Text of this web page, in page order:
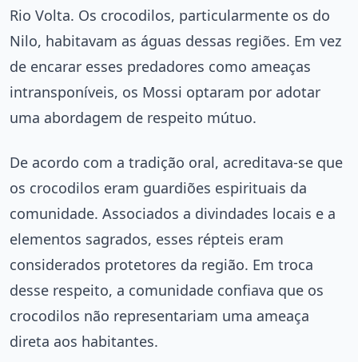
Rio Volta. Os crocodilos, particularmente os do
Nilo, habitavam as águas dessas regiões. Em vez
de encarar esses predadores como ameaças
intransponíveis, os Mossi optaram por adotar
uma abordagem de respeito mútuo.
De acordo com a tradição oral, acreditava-se que
os crocodilos eram guardiões espirituais da
comunidade. Associados a divindades locais e a
elementos sagrados, esses répteis eram
considerados protetores da região. Em troca
desse respeito, a comunidade confiava que os
crocodilos não representariam uma ameaça
direta aos habitantes.